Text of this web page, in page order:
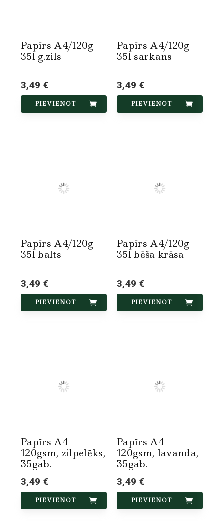
Papīrs A4/120g
35l g.zils
3,49 €
PIEVIENOT
Papīrs A4/120g
35l sarkans
3,49 €
PIEVIENOT
Papīrs A4/120g
35l balts
3,49 €
PIEVIENOT
Papīrs A4/120g
35l bēša krāsa
3,49 €
PIEVIENOT
Papīrs A4
120gsm, zilpelēks,
35gab.
3,49 €
PIEVIENOT
Papīrs A4
120gsm, lavanda,
35gab.
3,49 €
PIEVIENOT